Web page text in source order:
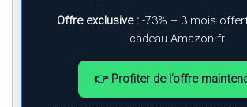
Offre exclusive : -73% + 3 mois
cadeau Amazon.fr
👉 Profiter de l’offre